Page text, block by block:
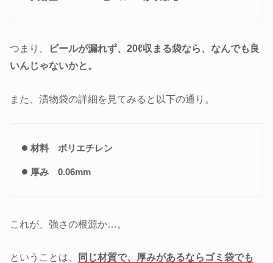
つまり、
ビールが漏れず、20ℓ収まる袋なら、なんでも良
いんじゃないかと。
また、漬物袋の詳細を見てみると以下の通り。
材料 ボリエチレン
厚み 0.06mm
これが、強さの根源か…。
ということは、
同じ材質で、厚みがあるならゴミ袋でも